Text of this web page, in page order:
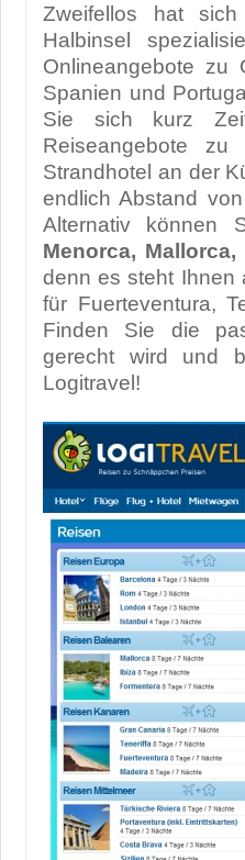
Zweifellos hat
Halbinsel
Onlineangebote zu
Spanien und
Sie sich kurz
Reiseangebote
Strandhotel an der
endlich Abstand
Alternativ können
Menorca, Mallorca,
denn es steht Ihnen
für Fuerteventura,
Finden Sie die
gerecht wird und
Logitravel!